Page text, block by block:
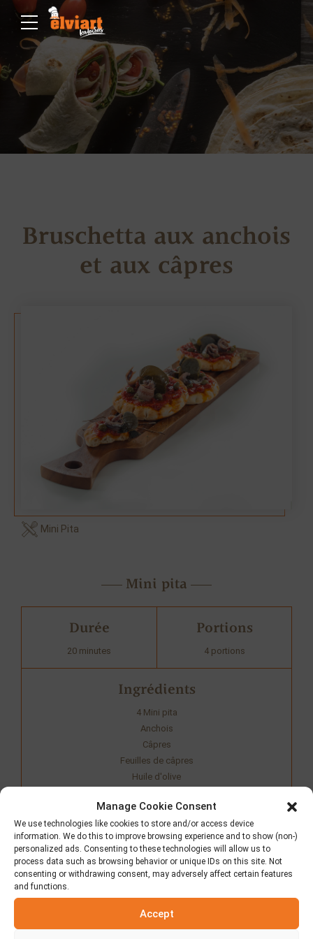
Manage Cookie Consent
We use technologies like cookies to store and/or access device
information. We do this to improve browsing experience and to show (non-)
personalized ads. Consenting to these technologies will allow us to
process data such as browsing behavior or unique IDs on this site. Not
consenting or withdrawing consent, may adversely affect certain features
and functions.
Accept
Bruschetta aux anchois
et aux câpres
Mini Pita
Mini pita
Durée
20 minutes
Portions
4 portions
Ingrédients
4 Mini pita
Anchois
Câpres
Feuilles de câpres
Huile d'olive
Pâte de tomate
Share recipe
Préparation